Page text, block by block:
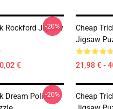
Rockford Jigsaw
€
-20%
Cheap
Jigsaw
21,98 € -
Dream Police-20%
Cheap